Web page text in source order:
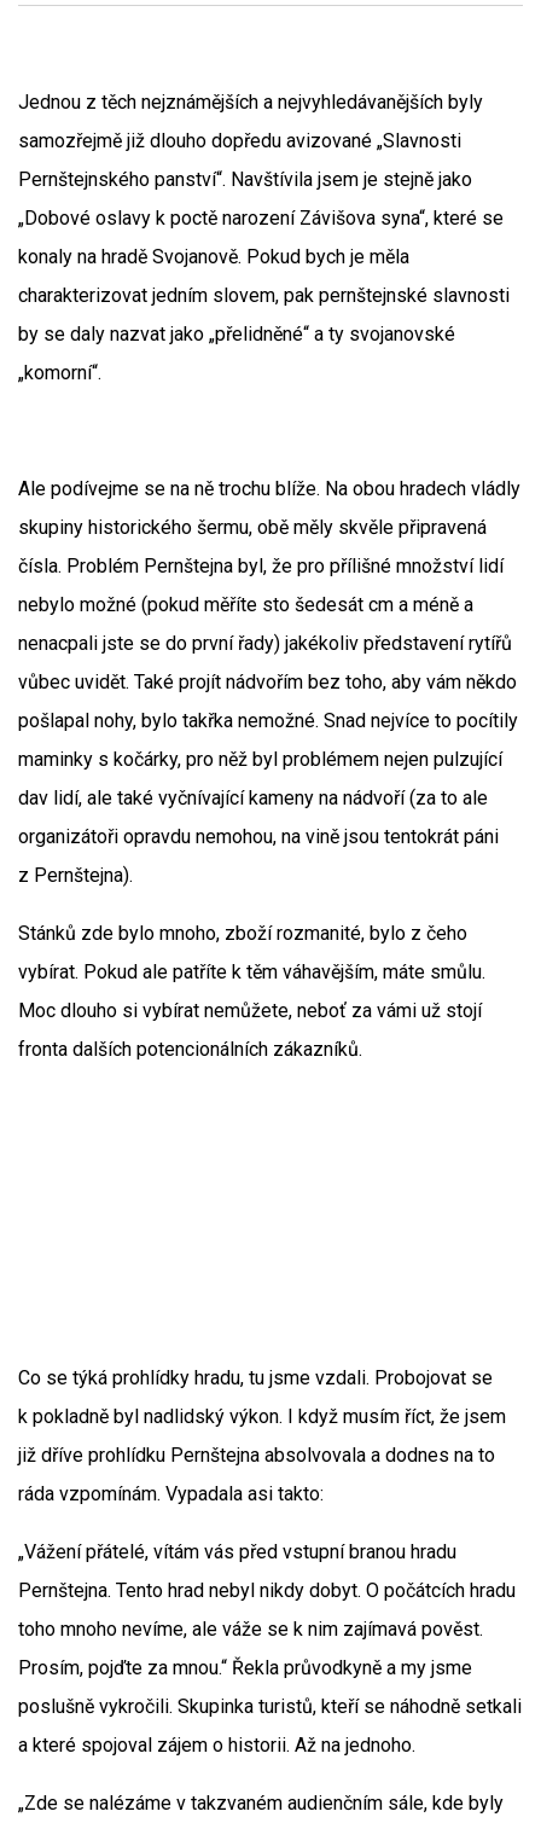
Jednou z těch nejznámějších a nejvyhledávanějších byly
samozřejmě již dlouho dopředu avizované „Slavnosti
Pernštejnského panství“. Navštívila jsem je stejně jako
„Dobové oslavy k poctě narození Závišova syna“, které se
konaly na hradě Svojanově. Pokud bych je měla
charakterizovat jedním slovem, pak pernštejnské slavnosti
by se daly nazvat jako „přelidněné“ a ty svojanovské
„komorní“.
Ale podívejme se na ně trochu blíže. Na obou hradech vládly
skupiny historického šermu, obě měly skvěle připravená
čísla. Problém Pernštejna byl, že pro přílišné množství lidí
nebylo možné (pokud měříte sto šedesát cm a méně a
nenacpali jste se do první řady) jakékoliv představení rytířů
vůbec uvidět. Také projít nádvořím bez toho, aby vám někdo
pošlapal nohy, bylo takřka nemožné. Snad nejvíce to pocítily
maminky s kočárky, pro něž byl problémem nejen pulzující
dav lidí, ale také vyčnívající kameny na nádvoří (za to ale
organizátoři opravdu nemohou, na vině jsou tentokrát páni
z Pernštejna).
Stánků zde bylo mnoho, zboží rozmanité, bylo z čeho
vybírat. Pokud ale patříte k těm váhavějším, máte smůlu.
Moc dlouho si vybírat nemůžete, neboť za vámi už stojí
fronta dalších potencionálních zákazníků.
Co se týká prohlídky hradu, tu jsme vzdali. Probojovat se
k pokladně byl nadlidský výkon. I když musím říct, že jsem
již dříve prohlídku Pernštejna absolvovala a dodnes na to
ráda vzpomínám. Vypadala asi takto:
„Vážení přátelé, vítám vás před vstupní branou hradu
Pernštejna. Tento hrad nebyl nikdy dobyt. O počátcích hradu
toho mnoho nevíme, ale váže se k nim zajímavá pověst.
Prosím, pojďte za mnou.“ Řekla průvodkyně a my jsme
poslušně vykročili. Skupinka turistů, kteří se náhodně setkali
a které spojoval zájem o historii. Až na jednoho.
„Zde se nalézáme v takzvaném audienčním sále, kde byly